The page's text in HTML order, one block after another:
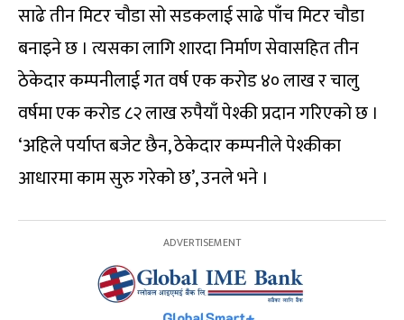
साढे तीन मिटर चौडा सो सडकलाई साढे पाँच मिटर चौडा
बनाइने छ । त्यसका लागि शारदा निर्माण सेवासहित तीन
ठेकेदार कम्पनीलाई गत वर्ष एक करोड ४० लाख र चालु
वर्षमा एक करोड ८२ लाख रुपैयाँ पेश्की प्रदान गरिएको छ ।
‘अहिले पर्याप्त बजेट छैन, ठेकेदार कम्पनीले पेश्कीका
आधारमा काम सुरु गरेको छ’, उनले भने ।